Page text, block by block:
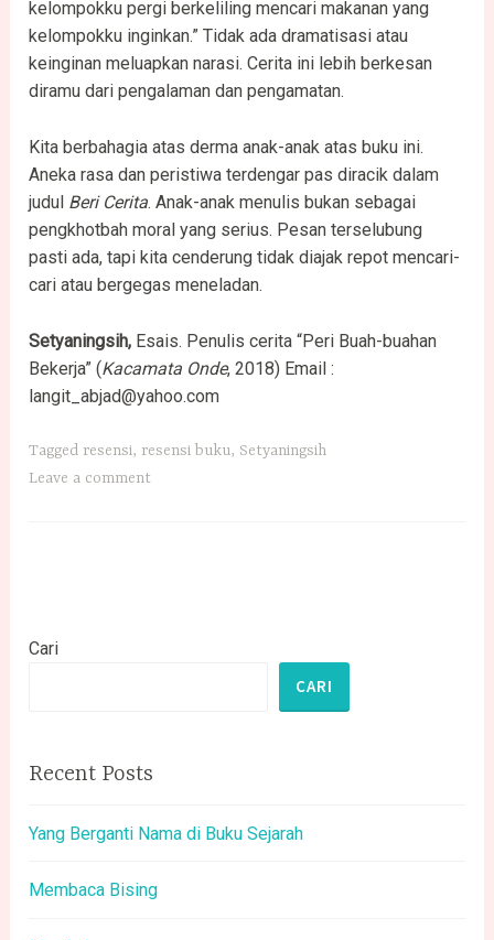
kelompokku pergi berkeliling mencari makanan yang
kelompokku inginkan.” Tidak ada dramatisasi atau
keinginan meluapkan narasi. Cerita ini lebih berkesan
diramu dari pengalaman dan pengamatan.
Kita berbahagia atas derma anak-anak atas buku ini.
Aneka rasa dan peristiwa terdengar pas diracik dalam
judul Beri Cerita. Anak-anak menulis bukan sebagai
pengkhotbah moral yang serius. Pesan terselubung
pasti ada, tapi kita cenderung tidak diajak repot mencari-
cari atau bergegas meneladan.
Setyaningsih, Esais. Penulis cerita “Peri Buah-buahan
Bekerja” (Kacamata Onde, 2018) Email :
langit_abjad@yahoo.com
Tagged resensi, resensi buku, Setyaningsih
Leave a comment
Cari
CARI
Recent Posts
Yang Berganti Nama di Buku Sejarah
Membaca Bising